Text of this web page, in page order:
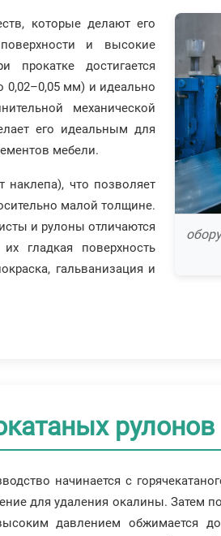
которые делают его
и высокие
прокатке достигается
0,02–0,05 мм) и идеально
механической
его идеальным для
мебели.
наклепа), что позволяет
малой толщине.
и рулоны отличаются
гладкая поверхность
гальванизация и
рулонов
начинается с
для удаления окалины. Затем
давлением обжимается